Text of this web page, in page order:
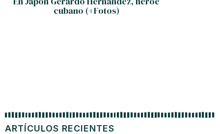
ARTÍCULOS RECIENTES
cubano (+Fotos)